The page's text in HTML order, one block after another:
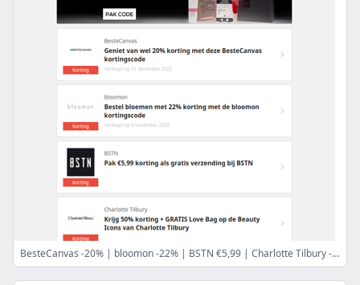
BesteCanvas -20% | bloomon -22% | BSTN €5,99 | Charlotte Tilbury -50% en meer